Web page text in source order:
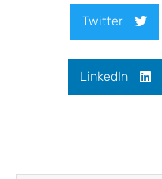
Twitter
LinkedIn